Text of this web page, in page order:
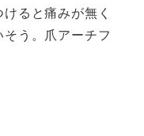
ると痛みが無く
う。爪アーチフ